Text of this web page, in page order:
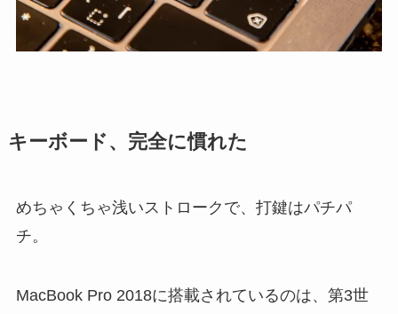
キーボード、完全に慣れた
めちゃくちゃ浅いストロークで、打鍵はパチパ
チ。
MacBook Pro 2018に搭載されているのは、第3世